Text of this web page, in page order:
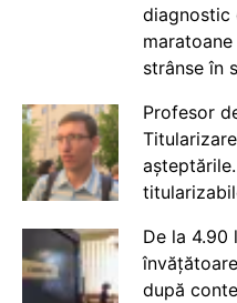
diagnostic
strânse în
Profesor
De la 4.90
după